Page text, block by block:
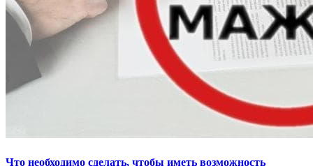
Что необходимо сделать, чтобы иметь возможность